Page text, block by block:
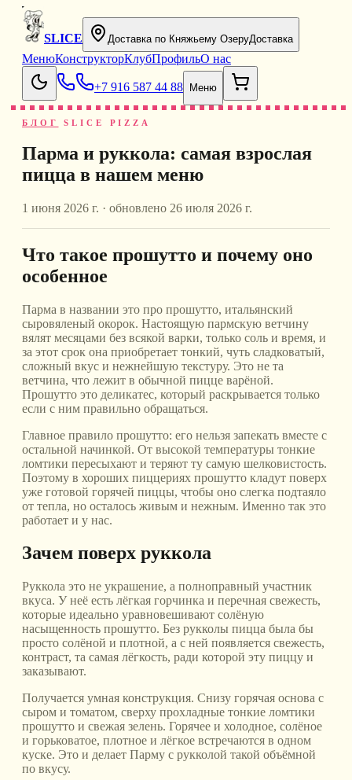
SLICE Доставка по Княжьему ОзеруДоставка
МенюКонструкторКлубПрофильО нас
+7 916 587 44 88 Меню
БЛОГ SLICE PIZZA
Парма и руккола: самая взрослая
пицца в нашем меню
1 июня 2026 г. · обновлено 26 июля 2026 г.
Что такое прошутто и почему оно
особенное
Парма в названии это про прошутто, итальянский
сыровяленый окорок. Настоящую пармскую ветчину
вялят месяцами без всякой варки, только соль и время, и
за этот срок она приобретает тонкий, чуть сладковатый,
сложный вкус и нежнейшую текстуру. Это не та
ветчина, что лежит в обычной пицце варёной.
Прошутто это деликатес, который раскрывается только
если с ним правильно обращаться.
Главное правило прошутто: его нельзя запекать вместе с
остальной начинкой. От высокой температуры тонкие
ломтики пересыхают и теряют ту самую шелковистость.
Поэтому в хороших пиццериях прошутто кладут поверх
уже готовой горячей пиццы, чтобы оно слегка подтаяло
от тепла, но осталось живым и нежным. Именно так это
работает и у нас.
Зачем поверх руккола
Руккола это не украшение, а полноправный участник
вкуса. У неё есть лёгкая горчинка и перечная свежесть,
которые идеально уравновешивают солёную
насыщенность прошутто. Без рукколы пицца была бы
просто солёной и плотной, а с ней появляется свежесть,
контраст, та самая лёгкость, ради которой эту пиццу и
заказывают.
Получается умная конструкция. Снизу горячая основа с
сыром и томатом, сверху прохладные тонкие ломтики
прошутто и свежая зелень. Горячее и холодное, солёное
и горьковатое, плотное и лёгкое встречаются в одном
куске. Это и делает Парму с рукколой такой объёмной
по вкусу.